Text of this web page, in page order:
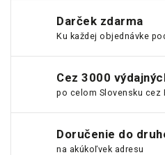
Darček zdarma
Ku každej objednávke
Cez 3000
po celom Slovensku cez
Doručenie do
na akúkoľvek adresu